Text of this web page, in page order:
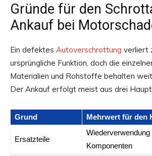
Gründe für den
Ankauf bei
Ein defektes Autoverschrottung verliert
ursprüngliche Funktion, doch die
Materialien und Rohstoffe behalten
Der Ankauf erfolgt meist aus drei
Grund Mehrwert für den
Ersatzteile
Wiederverwendung
Komponenten